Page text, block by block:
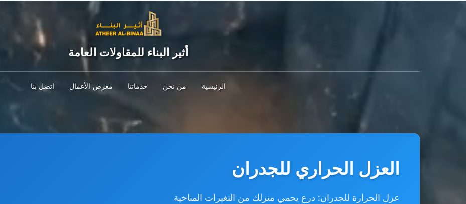
أثير البناء للمقاولات العامة
الرئيسية من نحن خدماتنا معرض الأعمال اتصل بنا
العزل الحراري للجدران
عزل الحرارة للجدران: درع يحمي منزلك من التغيرات المناخية